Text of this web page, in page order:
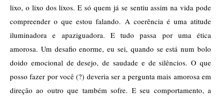
lixo, o lixo dos lixos. E só quem já se sentiu assim na vida pode
compreender o que estou falando. A coerência é uma atitude
iluminadora e apaziguadora. E tudo passa por uma ética
amorosa. Um desafio enorme, eu sei, quando se está num bolo
doido emocional de desejo, de saudade e de silêncios. O que
posso fazer por você (?) deveria ser a pergunta mais amorosa em
direção ao outro que também sofre. E seu comportamento, a